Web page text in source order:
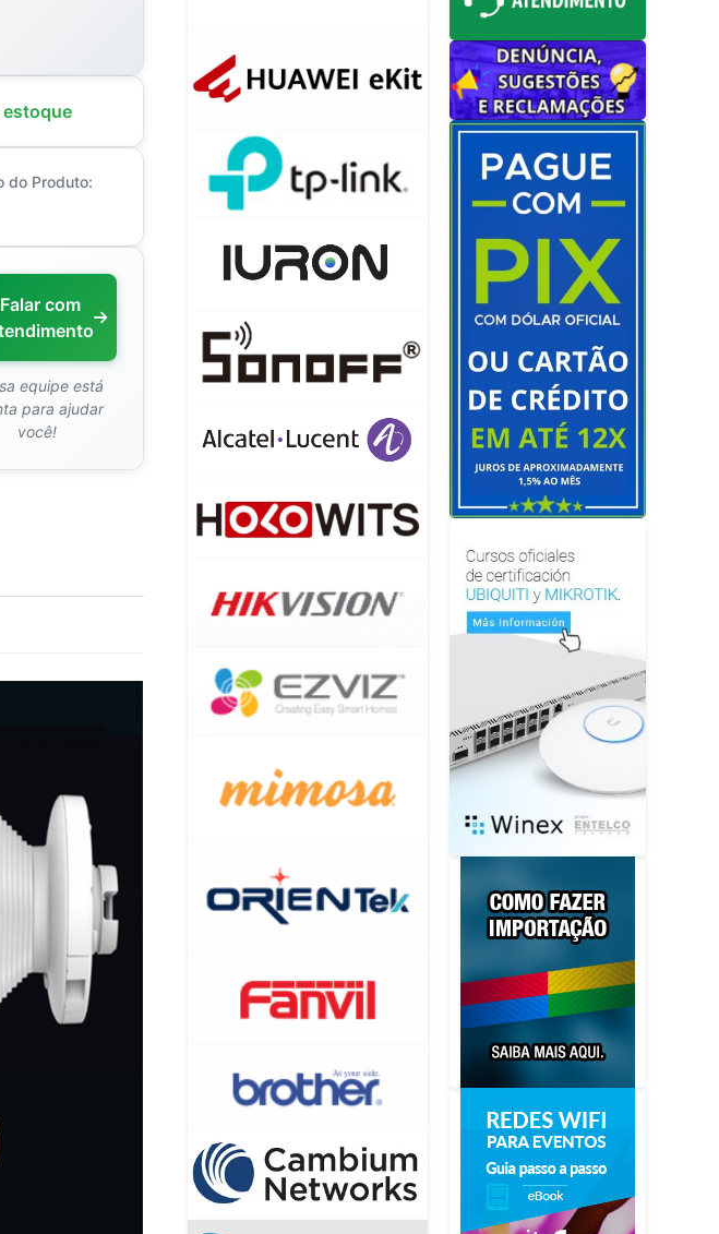
estoque
do Produto:
Falar com
equipe está
para ajudar
você!